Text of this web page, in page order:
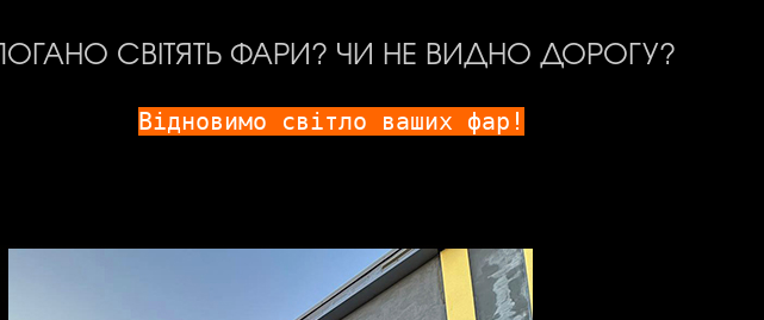
ПОГАНО СВІТЯТЬ ФАРИ? ЧИ НЕ ВИДНО ДОРОГУ?
Відновимо світло ваших фар!